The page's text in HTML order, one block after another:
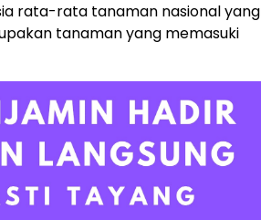
rata-rata tanaman nasional yang
tanaman yang memasuki